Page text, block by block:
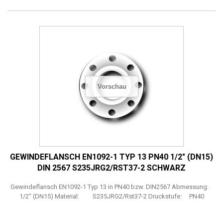
Vorschau
GEWINDEFLANSCH EN1092-1 TYP 13 PN40 1/2" (DN15)
DIN 2567 S235JRG2/RST37-2 SCHWARZ
Gewindeflansch EN1092-1 Typ 13 in PN40 bzw. DIN2567 Abmessung:
1/2" (DN15) Material: S235JRG2/Rst37-2 Druckstufe: PN40